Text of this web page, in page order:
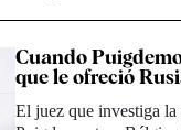
Cuando
que le ofreció
El juez que investiga